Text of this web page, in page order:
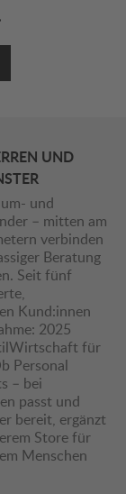
UND
und
– mitten am
verbinden
Beratung
Seit fünf
Kund:innen
2025
für
Personal
– bei
passt und
bereit, ergänzt
Store für
Menschen